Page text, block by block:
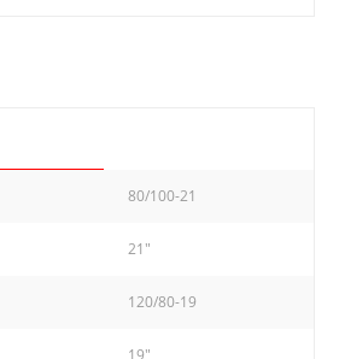
80/100-21
21"
120/80-19
19"